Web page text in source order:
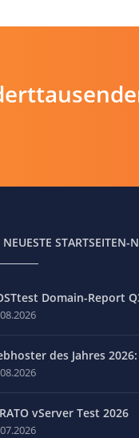
NEUESTE STARTSEITEN-
Domain-Report
des Jahres
vServer Test 2026